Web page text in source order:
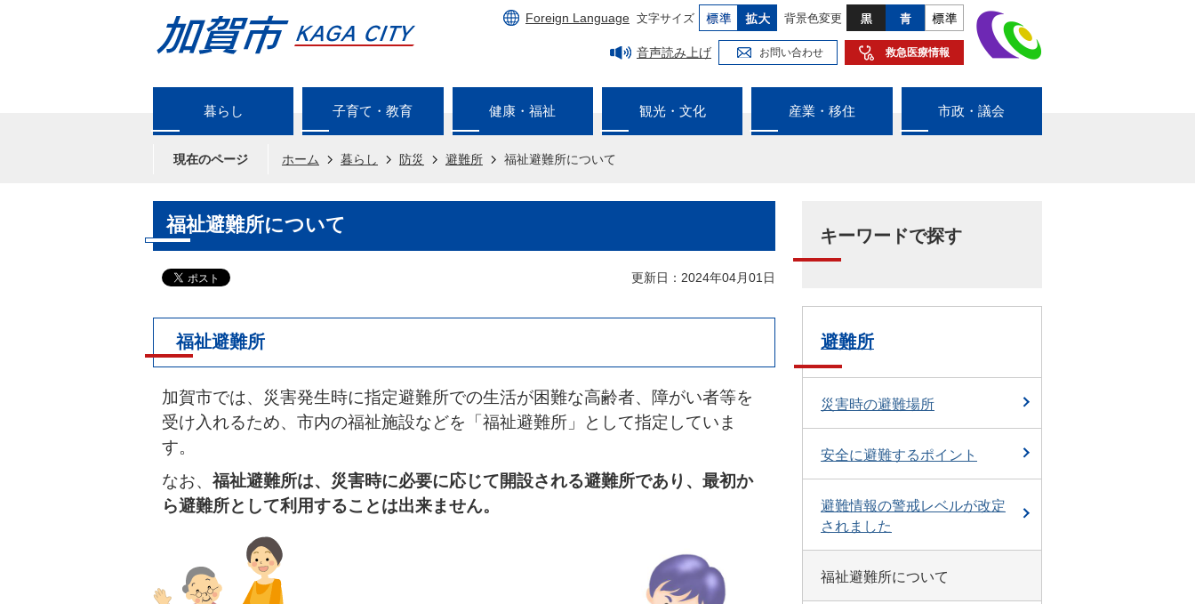
Foreign Language 文字サイズ 背景色変更
音声読み上げ お問い合わせ 救急医療情報
暮らし 子育て・教育 健康・福祉 観光・文化 産業・移住 市政・議会
現在のページ ホーム 暮らし 防災 避難所 福祉避難所について
福祉避難所について
更新日：2024年04月01日
福祉避難所
加賀市では、災害発生時に指定避難所での生活が困難な高齢者、障がい者等を
受け入れるため、市内の福祉施設などを「福祉避難所」として指定していま
す。
なお、 福祉避難所は、災害時に必要に応じて開設される避難所であり、最初か
ら避難所として利用することは出来ません。
キーワードで探す
避難所
災害時の避難場所
安全に避難するポイント
避難情報の警戒レベルが改定
されました
福祉避難所について